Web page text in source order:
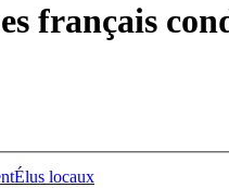
français
Élus locaux